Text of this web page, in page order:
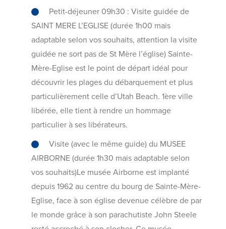
Petit-déjeuner 09h30 : Visite guidée de
SAINT MERE L’EGLISE (durée 1h00 mais
adaptable selon vos souhaits, attention la visite
guidée ne sort pas de St Mère l’église) Sainte-
Mère-Eglise est le point de départ idéal pour
découvrir les plages du débarquement et plus
particulièrement celle d’Utah Beach. 1ère ville
libérée, elle tient à rendre un hommage
particulier à ses libérateurs.
Visite (avec le même guide) du MUSEE
AIRBORNE (durée 1h30 mais adaptable selon
vos souhaits)Le musée Airborne est implanté
depuis 1962 au centre du bourg de Sainte-Mère-
Eglise, face à son église devenue célèbre de par
le monde grâce à son parachutiste John Steele